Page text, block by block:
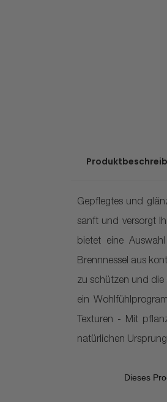
Gepflegtes und
sanft und versorgt
bietet eine
Brennnessel aus
zu schützen und die
ein
Texturen - Mit
natürlichen